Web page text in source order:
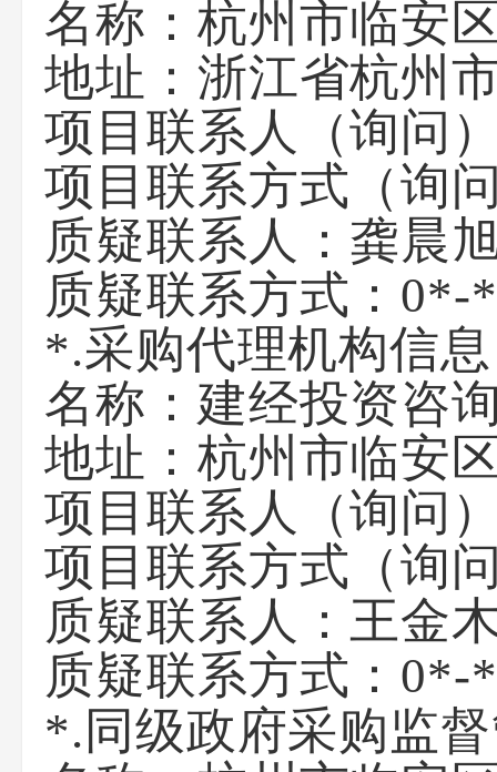
名称： 杭州市临安
地址： 浙江省杭州
项目联系人（询问
项目联系方式（询
质疑联系人： 龚晨
质疑联系方式： 0*-*
*.采购代理机构信息
名称： 建经投资咨
地址： 杭州市临安
项目联系人（询问
项目联系方式（询
质疑联系人： 王金
质疑联系方式： 0*-*
*.同级政府采购监